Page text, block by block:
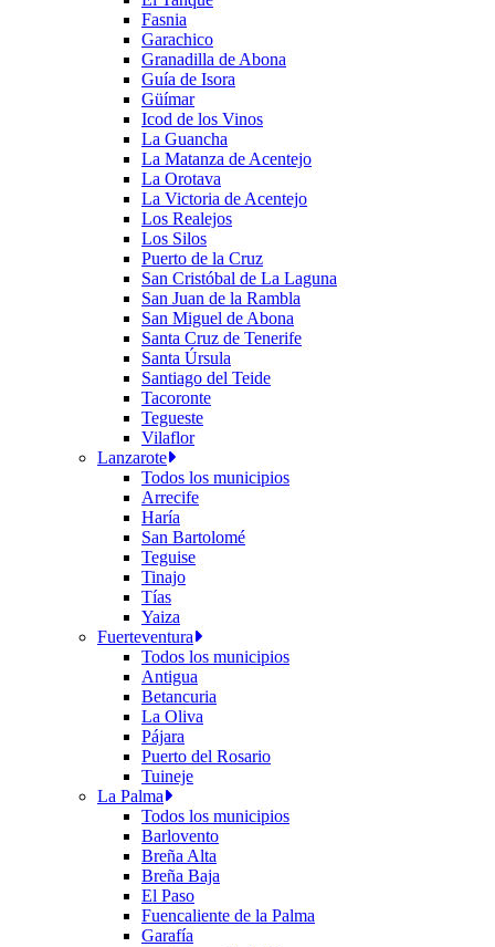
Fasnia
Garachico
Granadilla de Abona
Guía de Isora
Güímar
Icod de los Vinos
La Guancha
La Matanza de Acentejo
La Orotava
La Victoria de Acentejo
Los Realejos
Los Silos
Puerto de la Cruz
San Cristóbal de La Laguna
San Juan de la Rambla
San Miguel de Abona
Santa Cruz de Tenerife
Santa Úrsula
Santiago del Teide
Tacoronte
Tegueste
Vilaflor
Lanzarote
Todos los municipios
Arrecife
Haría
San Bartolomé
Teguise
Tinajo
Tías
Yaiza
Fuerteventura
Todos los municipios
Antigua
Betancuria
La Oliva
Pájara
Puerto del Rosario
Tuineje
La Palma
Todos los municipios
Barlovento
Breña Alta
Breña Baja
El Paso
Fuencaliente de la Palma
Garafía